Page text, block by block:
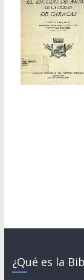
¿Qué es la